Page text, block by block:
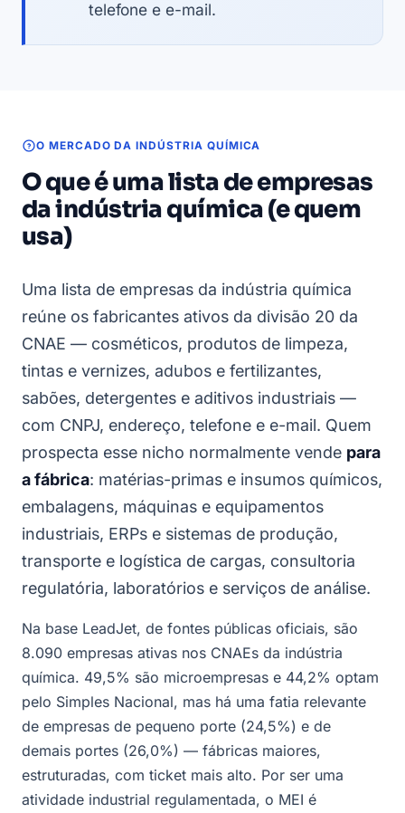
telefone e e-mail.
O MERCADO DA INDÚSTRIA QUÍMICA
O que é uma lista de empresas
da indústria química (e quem
usa)
Uma lista de empresas da indústria química
reúne os fabricantes ativos da divisão 20 da
CNAE — cosméticos, produtos de limpeza,
tintas e vernizes, adubos e fertilizantes,
sabões, detergentes e aditivos industriais —
com CNPJ, endereço, telefone e e-mail. Quem
prospecta esse nicho normalmente vende para
a fábrica: matérias-primas e insumos químicos,
embalagens, máquinas e equipamentos
industriais, ERPs e sistemas de produção,
transporte e logística de cargas, consultoria
regulatória, laboratórios e serviços de análise.
Na base LeadJet, de fontes públicas oficiais, são
8.090 empresas ativas nos CNAEs da indústria
química. 49,5% são microempresas e 44,2% optam
pelo Simples Nacional, mas há uma fatia relevante
de empresas de pequeno porte (24,5%) e de
demais portes (26,0%) — fábricas maiores,
estruturadas, com ticket mais alto. Por ser uma
atividade industrial regulamentada, o MEI é